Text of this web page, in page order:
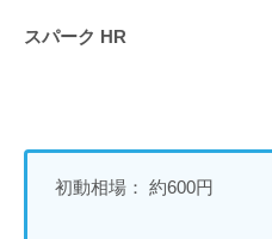
スパーク HR
初動相場： 約600円